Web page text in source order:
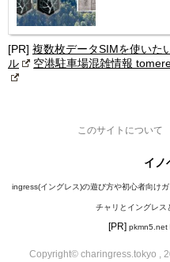
[PR] 複数枚データSIMを使いた
ル
空港駐車場混雑情報
このサイトについて
イノ
ingress(イングレス)の遊び方や初心者向け
チャリとイングレス
[PR]pkmn5.net
Copyright© charingress.tokyo ,